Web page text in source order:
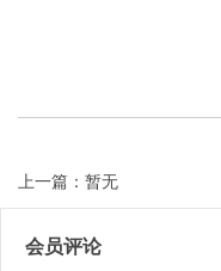
上一篇：暂无
会员评论